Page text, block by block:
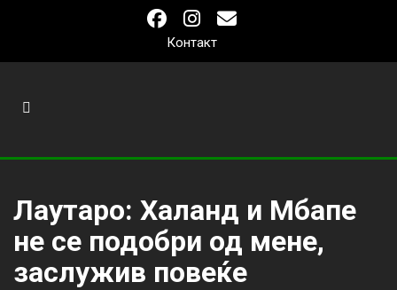
Контакт
Лаутаро: Халанд и Мбапе
не се подобри од мене,
заслужив повеќе